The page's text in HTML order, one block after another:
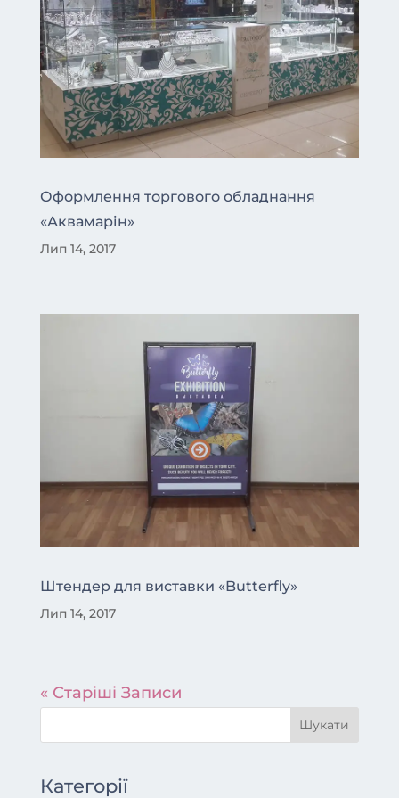
Оформлення торгового обладнання
«Аквамарін»
Лип 14, 2017
Штендер для виставки «Butterfly»
Лип 14, 2017
« Старіші Записи
Категорії